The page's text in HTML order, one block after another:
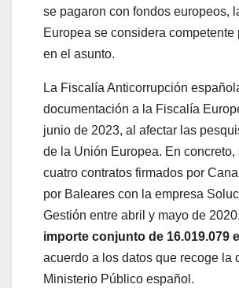
se pagaron con fondos europeos,
Europea se considera competente
en el asunto.
La Fiscalía Anticorrupción
documentación a la Fiscalía
junio de 2023, al afectar las
de la Unión Europea. En concreto,
cuatro contratos firmados por
por Baleares con la empresa
Gestión entre abril y mayo de
importe conjunto de 16.019.079
acuerdo a los datos que recoge la
Ministerio Público español.